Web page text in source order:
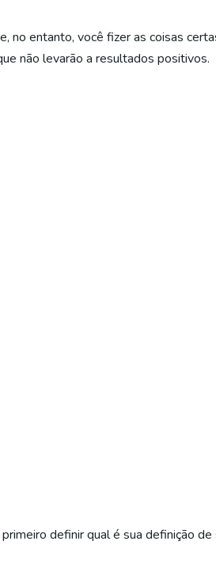
no entanto, você fizer as coisas
não levarão a resultados positivos.
definir qual é sua definição de